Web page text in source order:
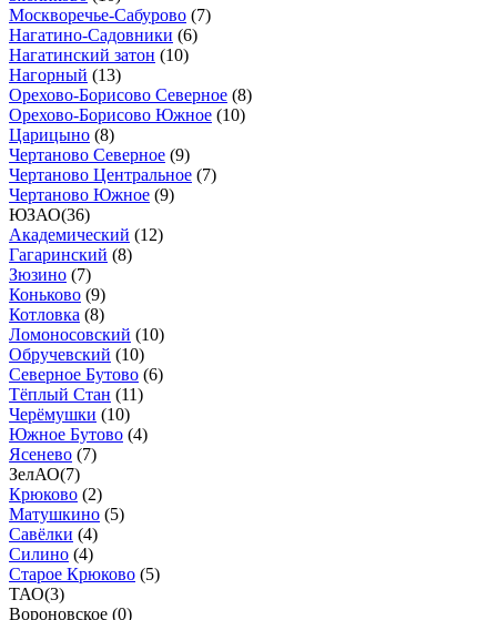
Москворечье-Сабурово (7)
Нагатино-Садовники (6)
Нагатинский затон (10)
Нагорный (13)
Орехово-Борисово Северное (8)
Орехово-Борисово Южное (10)
Царицыно (8)
Чертаново Северное (9)
Чертаново Центральное (7)
Чертаново Южное (9)
ЮЗАО(36)
Академический (12)
Гагаринский (8)
Зюзино (7)
Коньково (9)
Котловка (8)
Ломоносовский (10)
Обручевский (10)
Северное Бутово (6)
Тёплый Стан (11)
Черёмушки (10)
Южное Бутово (4)
Ясенево (7)
ЗелАО(7)
Крюково (2)
Матушкино (5)
Савёлки (4)
Силино (4)
Старое Крюково (5)
ТАО(3)
Вороновское (0)